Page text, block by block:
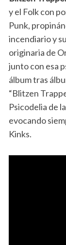
y el Folk con
Punk,
incendiario y
originaria de
junto con esa
álbum tras
“Blitzen
Psicodelia de
evocando
Kinks.